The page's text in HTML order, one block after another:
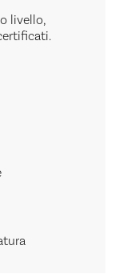
livello,